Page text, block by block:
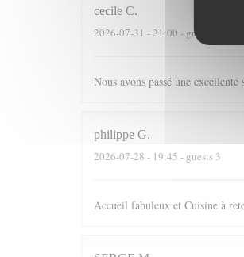
cecile C
2026-07-31 - 21:00 - guests 4
Nous avons passé une
philippe G
2026-07-28 - 19:45 - guests 3
Accueil fabuleux et Cuisine à